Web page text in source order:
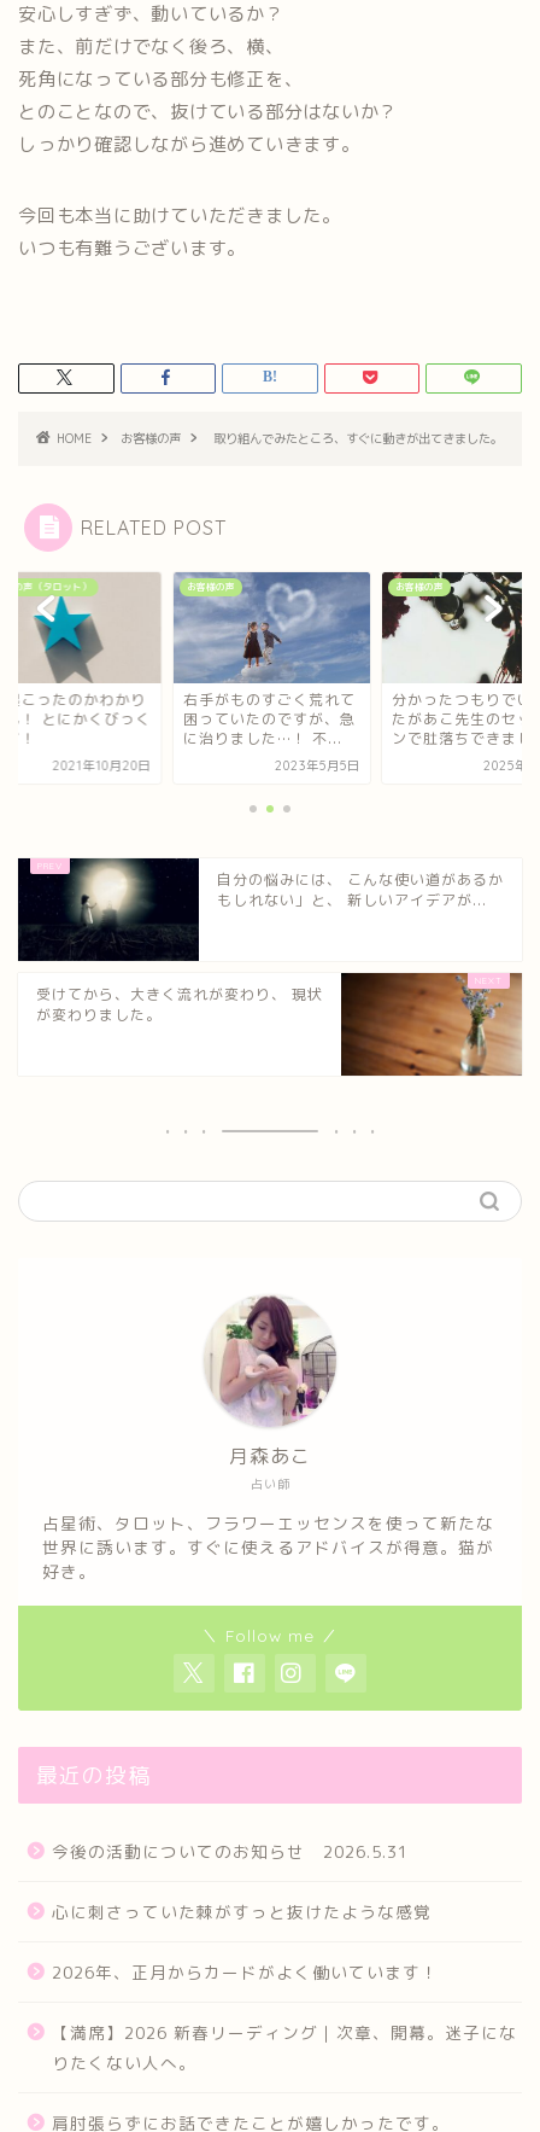
安心しすぎず、動いているか？
また、前だけでなく後ろ、横、
死角になっている部分も修正を、
とのことなので、抜けている部分はないか？
しっかり確認しながら進めていきます。
今回も本当に助けていただきました。
いつも有難うございます。
HOME お客様の声 取り組んでみたところ、すぐに動きが出てきました。
RELATED POST
の声（タロット）
起こったのかわかり
ん！ とにかくびっく
！
2021年10月20日
お客様の声
右手がものすごく荒れて
困っていたのですが、急
に治りました…！ 不...
2023年5月5日
お客様の声
分かったつもりでい
たがあこ先生のセッ
ンで肚落ちできまし
2025年8
自分の悩みには、 こんな使い道があるか
もしれない」と、 新しいアイデアが...
受けてから、大きく流れが変わり、 現状
が変わりました。
占い師
月森あこ
占星術、タロット、フラワーエッセンスを使って新たな
世界に誘います。すぐに使えるアドバイスが得意。猫が
好き。
＼ Follow me ／
最近の投稿
今後の活動についてのお知らせ 2026.5.31
心に刺さっていた棘がすっと抜けたような感覚
2026年、正月からカードがよく働いています！
【満席】2026 新春リーディング｜次章、開幕。迷子にな
りたくない人へ。
肩肘張らずにお話できたことが嬉しかったです。